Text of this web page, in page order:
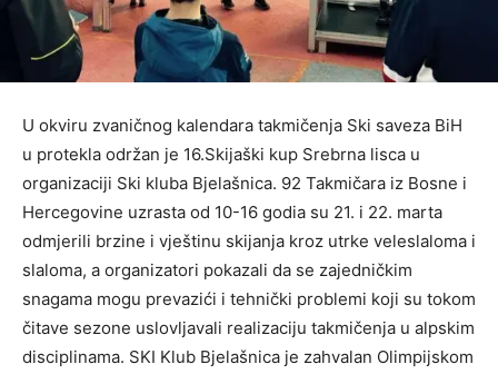
U okviru zvaničnog kalendara takmičenja Ski saveza BiH
u protekla održan je 16.Skijaški kup Srebrna lisca u
organizaciji Ski kluba Bjelašnica. 92 Takmičara iz Bosne i
Hercegovine uzrasta od 10-16 godia su 21. i 22. marta
odmjerili brzine i vještinu skijanja kroz utrke veleslaloma i
slaloma, a organizatori pokazali da se zajedničkim
snagama mogu prevazići i tehnički problemi koji su tokom
čitave sezone uslovljavali realizaciju takmičenja u alpskim
disciplinama. SKI Klub Bjelašnica je zahvalan Olimpijskom